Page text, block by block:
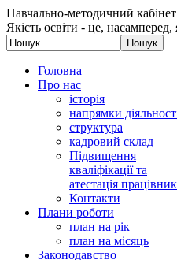
Навчально-методичний кабінет
Якість освіти - це, насамперед,
Головна
Про нас
історія
напрямки
структура
кадровий склад
Підвищення
кваліфікації та
атестація
Контакти
Плани роботи
план на рік
план на місяць
Законодавство